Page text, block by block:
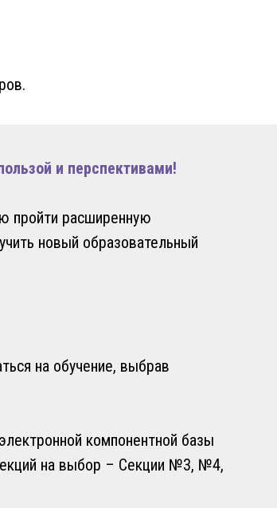
и перспективами!
пройти расширенную
новый образовательный
на обучение, выбрав
компонентной базы
на выбор – Секции №3, №4,